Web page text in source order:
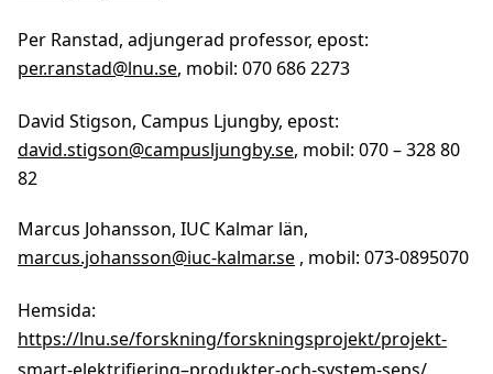
Per Ranstad, adjungerad professor, epost:
per.ranstad@lnu.se, mobil: 070 686 2273
David Stigson, Campus Ljungby, epost:
david.stigson@campusljungby.se, mobil: 070 – 328 80
82
Marcus Johansson, IUC Kalmar län,
marcus.johansson@iuc-kalmar.se , mobil: 073-0895070
Hemsida:
https://lnu.se/forskning/forskningsprojekt/projekt-